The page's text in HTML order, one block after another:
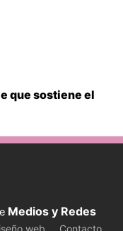
que sostiene el
Medios y Redes
web
Contacto